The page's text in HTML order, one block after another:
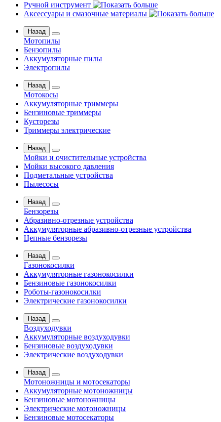
Ручной инструмент
Аксессуары и смазочные материалы
Назад
Мотопилы
Бензопилы
Аккумуляторные пилы
Электропилы
Назад
Мотокосы
Аккумуляторные триммеры
Бензиновые триммеры
Кусторезы
Триммеры электрические
Назад
Мойки и очистительные устройства
Мойки высокого давления
Подметальные устройства
Пылесосы
Назад
Бензорезы
Абразивно-отрезные устройства
Аккумуляторные абразивно-отрезные устройства
Цепные бензорезы
Назад
Газонокосилки
Аккумуляторные газонокосилки
Бензиновые газонокосилки
Роботы-газонокосилки
Электрические газонокосилки
Назад
Воздуходувки
Аккумуляторные воздуходувки
Бензиновые воздуходувки
Электрические воздуходувки
Назад
Мотоножницы и мотосекаторы
Аккумуляторные мотоножницы
Бензиновые мотоножницы
Электрические мотоножницы
Бензиновые мотосекаторы